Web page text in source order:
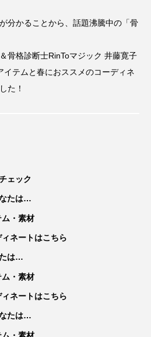
分かることから、話題沸騰中の「骨
骨格診断⼠RinToマジック 井藤寛⼦
イテムと春におススメのコーディネ
た！
ェック
たは…
・素材
ネートはこちら
は…
・素材
ネートはこちら
たは…